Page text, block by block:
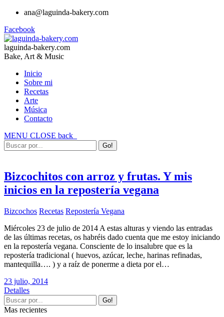
ana@laguinda-bakery.com
Facebook
laguinda-bakery.com
Bake, Art & Music
Inicio
Sobre mi
Recetas
Arte
Música
Contacto
MENU CLOSE back
Bizcochitos con arroz y frutas. Y mis
inicios en la repostería vegana
Bizcochos Recetas Repostería Vegana
Miércoles 23 de julio de 2014 A estas alturas y viendo las entradas
de las últimas recetas, os habréis dado cuenta que me estoy iniciando
en la repostería vegana. Consciente de lo insalubre que es la
repostería tradicional ( huevos, azúcar, leche, harinas refinadas,
mantequilla…. ) y a raíz de ponerme a dieta por el…
23 julio, 2014
Detalles
Mas recientes